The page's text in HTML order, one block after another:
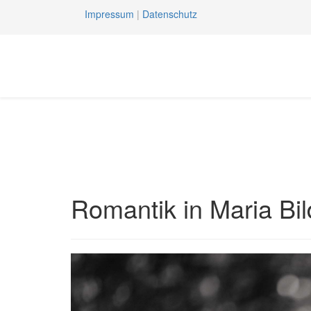
Impressum | Datenschutz
Romantik in Maria